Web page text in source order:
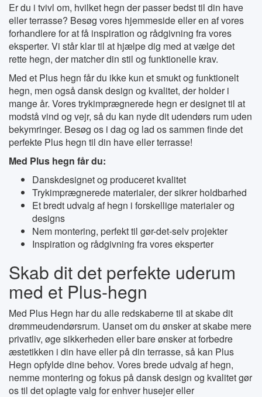
Er du i tvivl om, hvilket hegn der passer bedst til din have
eller terrasse? Besøg vores hjemmeside eller en af vores
forhandlere for at få inspiration og rådgivning fra vores
eksperter. Vi står klar til at hjælpe dig med at vælge det
rette hegn, der matcher din stil og funktionelle krav.
Med et Plus hegn får du ikke kun et smukt og funktionelt
hegn, men også dansk design og kvalitet, der holder i
mange år. Vores trykimprægnerede hegn er designet til at
modstå vind og vejr, så du kan nyde dit udendørs rum uden
bekymringer. Besøg os i dag og lad os sammen finde det
perfekte Plus hegn til din have eller terrasse!
Med Plus hegn får du:
Danskdesignet og produceret kvalitet
Trykimprægnerede materialer, der sikrer holdbarhed
Et bredt udvalg af hegn i forskellige materialer og
designs
Nem montering, perfekt til gør-det-selv projekter
Inspiration og rådgivning fra vores eksperter
Skab dit det perfekte uderum
med et Plus-hegn
Med Plus Hegn har du alle redskaberne til at skabe dit
drømmeudendørsrum. Uanset om du ønsker at skabe mere
privatliv, øge sikkerheden eller bare ønsker at forbedre
æstetikken i din have eller på din terrasse, så kan Plus
Hegn opfylde dine behov. Vores brede udvalg af hegn,
nemme montering og fokus på dansk design og kvalitet gør
os til det oplagte valg for enhver husejer eller